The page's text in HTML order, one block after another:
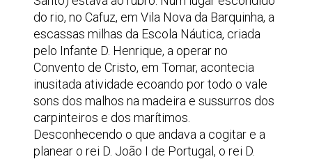
do rio, no Cafuz, em Vila Nova da Barquinha, a
escassas milhas da Escola Náutica, criada
pelo Infante D. Henrique, a operar no
Convento de Cristo, em Tomar, acontecia
inusitada atividade ecoando por todo o vale
sons dos malhos na madeira e sussurros dos
carpinteiros e dos marítimos.
Desconhecendo o que andava a cogitar e a
planear o rei D. João I de Portugal, o rei D.